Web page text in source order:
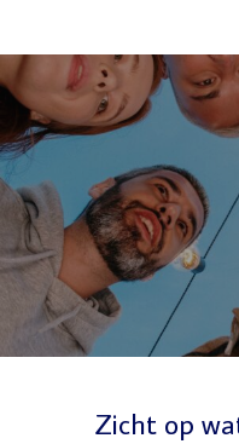
Zicht op